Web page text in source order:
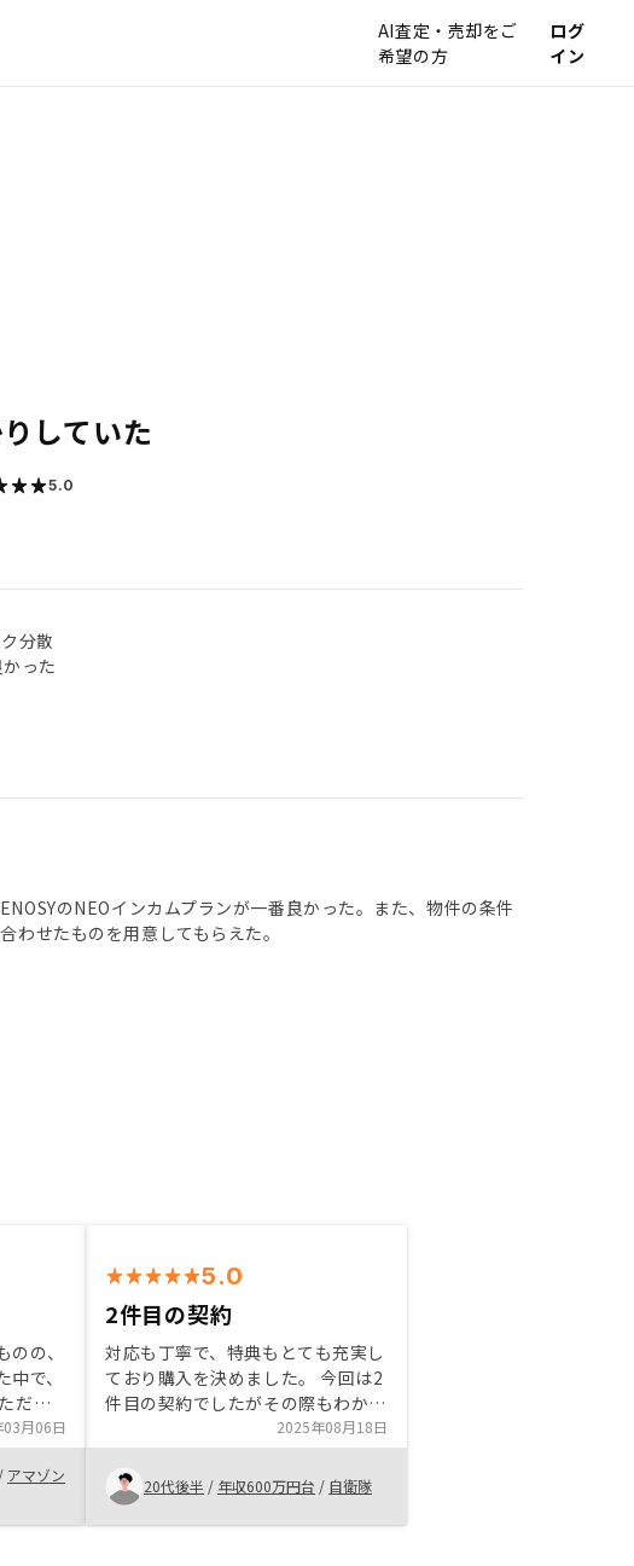
AI査定・売却をご
希望の方
ログ
イン
していた
5.0
分散
った
のNEOインカムプランが一番良かった。また、物件の条件
せたものを用意してもらえた。
の、
で、
だき
点も解
思い切
した。
み出
ていま
月06日
/ アマゾン
5.0
2件目の契約
対応も丁寧で、特典もとても充実し
ており購入を決めました。 今回は2
件目の契約でしたがその際もわかり
やすい説明で、1から説明していた
だき今後の人生を一緒に考えて頂け
たことがとても印象に残っていま
す。 今後も何卒よろしくお願いい
たします！
2025年08月18日
20代後半 / 年収600万円台 / 自衛隊